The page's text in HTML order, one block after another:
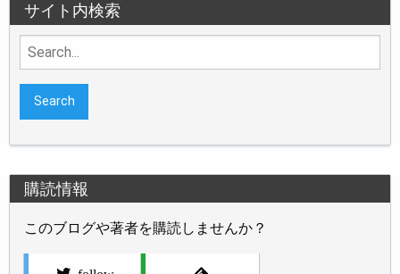
サイト内検索
Search
for:
購読情報
このブログや著者を購読しませんか？